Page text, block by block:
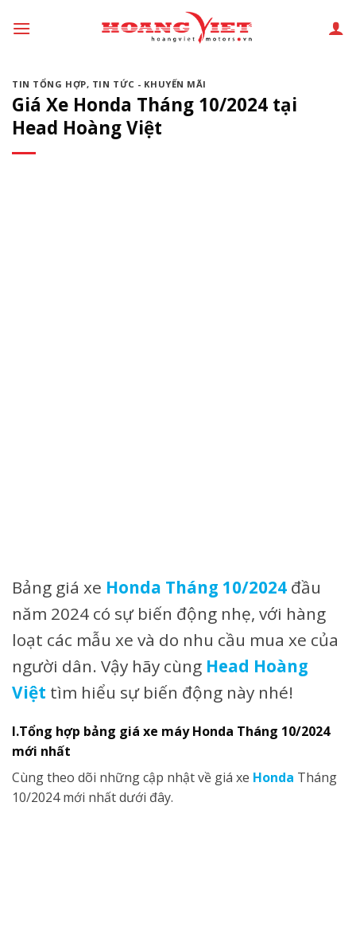
đến
dungTIN TỔNG HỢP, TIN TỨC - KHUYẾN MÃI
Giá Xe Honda Tháng 10/2024 tại
Head Hoàng Việt
Bảng giá xe Honda Tháng 10/2024 đầu
năm 2024 có sự biến động nhẹ, với hàng
loạt các mẫu xe và do nhu cầu mua xe của
người dân. Vậy hãy cùng Head Hoàng
Việt tìm hiểu sự biến động này nhé!
I.Tổng hợp bảng giá xe máy Honda Tháng 10/2024
mới nhất
Cùng theo dõi những cập nhật về giá xe Honda Tháng
10/2024 mới nhất dưới đây.